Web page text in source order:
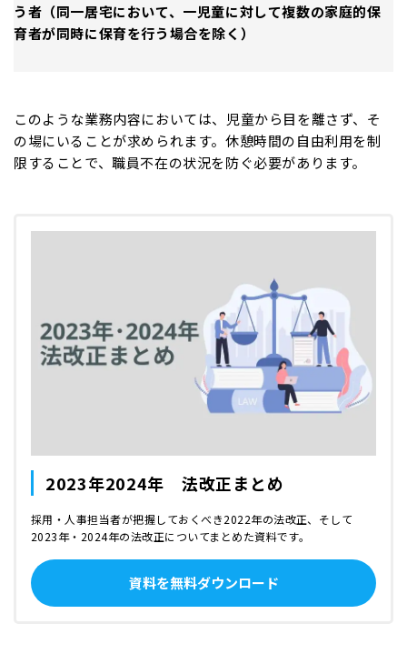
う者（同一居宅において、一児童に対して複数の家庭的保
育者が同時に保育を行う場合を除く）
このような業務内容においては、児童から目を離さず、そ
の場にいることが求められます。休憩時間の自由利用を制
限することで、職員不在の状況を防ぐ必要があります。
2023年2024年 法改正まとめ
採用・人事担当者が把握しておくべき2022年の法改正、そして
2023年・2024年の法改正についてまとめた資料です。
資料を無料ダウンロード